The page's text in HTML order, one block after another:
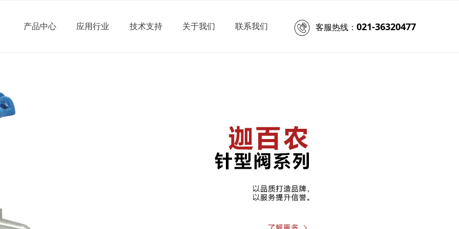
客服热线： 021-36320477
产品中心 应用行业 技术支持 关于我们 联系我们